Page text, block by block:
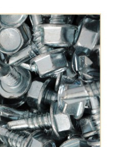
© 2026 eStránky.cz